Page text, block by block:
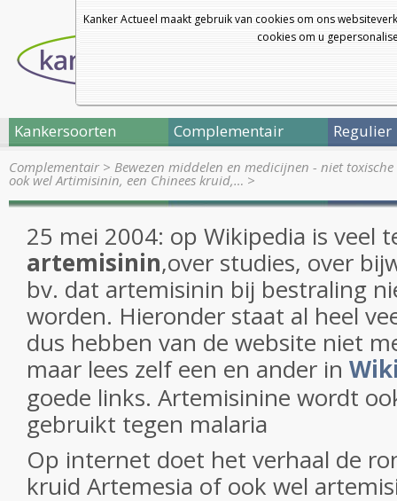
Kanker Actueel maakt gebruik van cookies om ons
cookies om u
Kankersoorten Complementair Regulier
Complementair> Bewezen middelen en medicijnen - niet
ook wel Artimisinin, een Chinees kruid,… >
25 mei 2004: op Wikipedia is veel
artemisinin,over studies, over
bv. dat artemisinin bij bestraling
worden. Hieronder staat al heel
dus hebben van de website niet
maar lees zelf een en ander in
goede links. Artemisinine wordt
gebruikt tegen malaria
Op internet doet het verhaal de
kruid Artemesia of ook wel